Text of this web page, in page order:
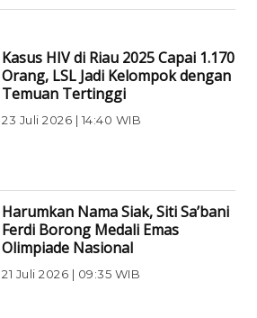
Kasus HIV di Riau 2025 Capai 1.170
Orang, LSL Jadi Kelompok dengan
Temuan Tertinggi
23 Juli 2026 | 14:40 WIB
Harumkan Nama Siak, Siti Sa’bani
Ferdi Borong Medali Emas
Olimpiade Nasional
21 Juli 2026 | 09:35 WIB